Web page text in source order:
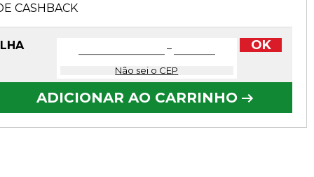
CASHBACK
−
Não sei o CEP
OK
ADICIONAR AO CARRINHO